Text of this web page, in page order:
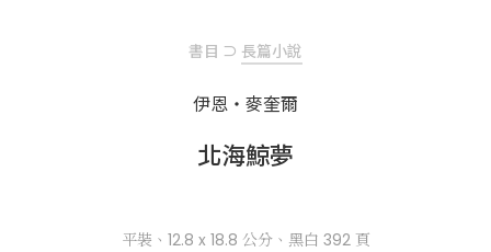
書目 ⊃ 長篇小說
伊恩・麥奎爾
北海鯨夢
平裝、12.8 x 18.8 公分、黑白 392 頁